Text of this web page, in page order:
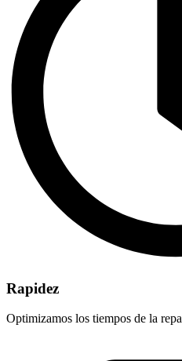
Rapidez
Optimizamos los tiempos de la